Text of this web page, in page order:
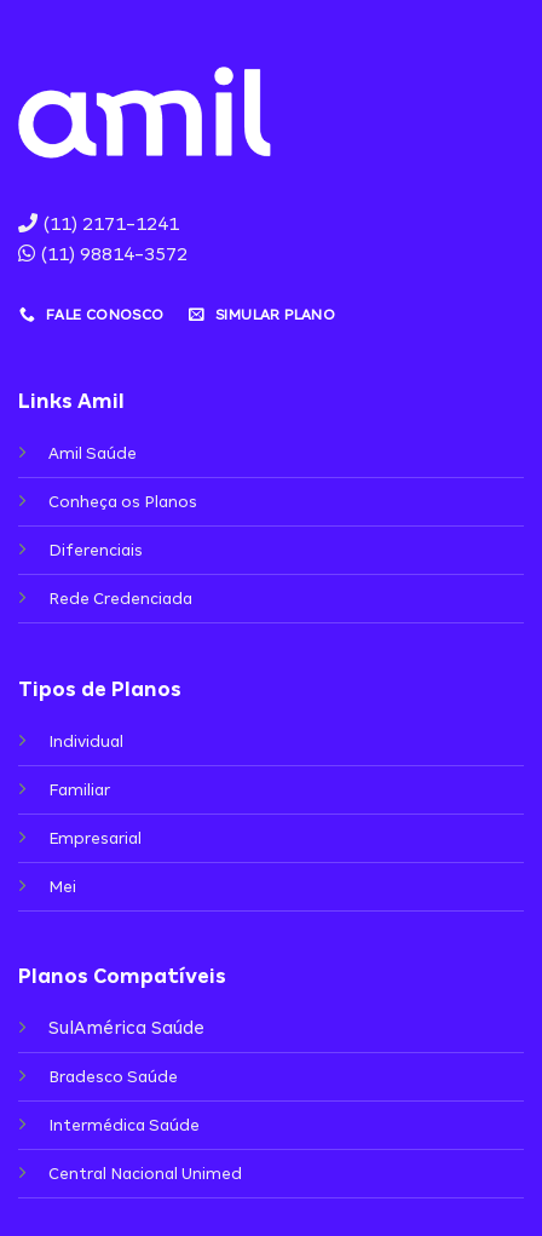
(11) 2171-1241
(11) 98814-3572
FALE CONOSCO SIMULAR PLANO
Links Amil
Amil Saúde
Conheça os Planos
Diferenciais
Rede Credenciada
Tipos de Planos
Individual
Familiar
Empresarial
Mei
Planos Compatíveis
SulAmérica Saúde
Bradesco Saúde
Intermédica Saúde
Central Nacional Unimed